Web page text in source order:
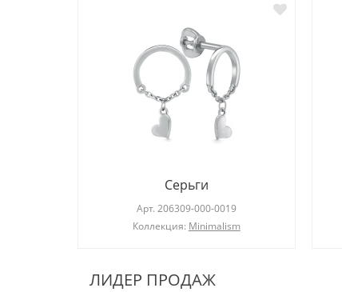
Серьги
Арт. 206309-000-0019
Коллекция: Minimalism
ЛИДЕР ПРОДАЖ